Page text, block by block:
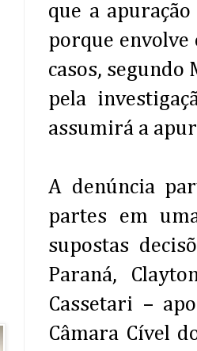
que a
porque envolve
casos,
pela
assumirá a
A denúncia
partes em
supostas
Paraná,
Cassetari –
Câmara Cível